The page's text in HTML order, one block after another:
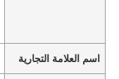
اسم العلامة التجارية